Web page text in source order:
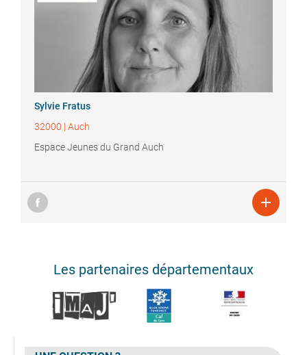
Sylvie Fratus
32000 | Auch
Espace Jeunes du Grand Auch

Les partenaires départementaux